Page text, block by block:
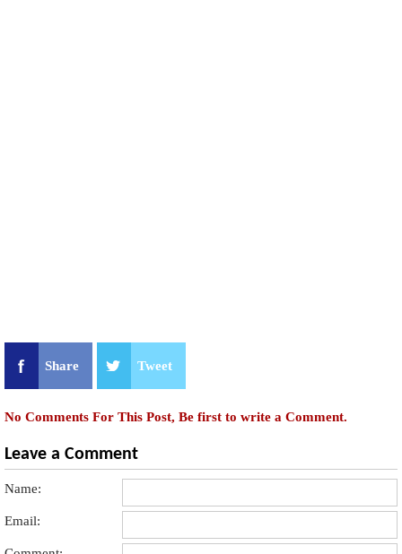
Share Tweet
No Comments For This Post, Be first to write a Comment.
Leave a Comment
Name:
Email: